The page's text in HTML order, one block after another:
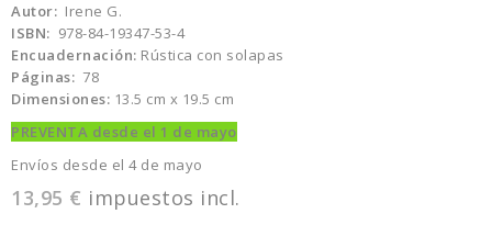
Autor: Irene G.
ISBN: 978-84-19347-53-4
Encuadernación: Rústica con solapas
Páginas: 78
Dimensiones: 13.5 cm x 19.5 cm
PREVENTA desde el 1 de mayo
Envíos desde el 4 de mayo
13,95 € impuestos incl.